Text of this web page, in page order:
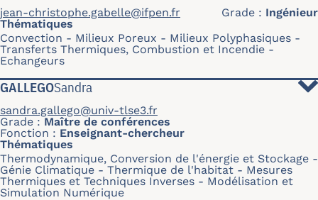
jean-christophe.gabelle@ifpen.fr Grade
Ingénieur
Thématiques
Convection
Milieux Poreux
Milieux Polyphasiques
Transferts Thermiques, Combustion et Incendie
Echangeurs
GALLEGOSandra
sandra.gallego@univ-tlse3.fr
Grade
Maître de conférences
Fonction
Enseignant-chercheur
Thématiques
Thermodynamique, Conversion de l'énergie et Stockage
Génie Climatique - Thermique de l'habitat
Mesures
Thermiques et Techniques Inverses
Modélisation et
Simulation Numérique